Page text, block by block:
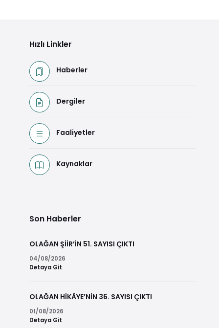
Hızlı Linkler
Haberler
Dergiler
Faaliyetler
Kaynaklar
Son Haberler
OLAĞAN ŞİİR’İN 51. SAYISI ÇIKTI
04/08/2026
Detaya Git
OLAĞAN HİKÂYE’NİN 36. SAYISI ÇIKTI
01/08/2026
Detaya Git